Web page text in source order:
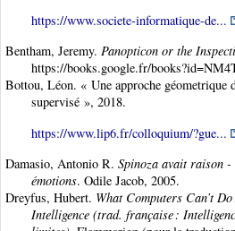
https://www.societe-informatique-de...
Bentham, Jeremy. Panopticon or the
https://books.google.fr/
Bottou, Léon. « Une approche géometrique
supervisé », 2018.
https://www.lip6.fr/colloquium/?gue...
Damasio, Antonio R. Spinoza avait raison -
émotions. Odile Jacob, 2005.
Dreyfus, Hubert. What Computers Can’t
Intelligence (trad. française :